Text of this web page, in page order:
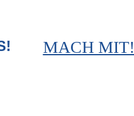
MACH MIT!